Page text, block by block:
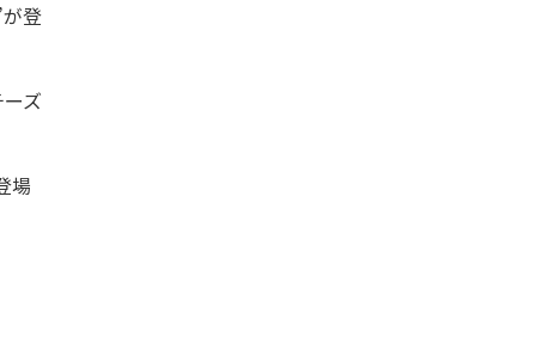
登
ズ
場